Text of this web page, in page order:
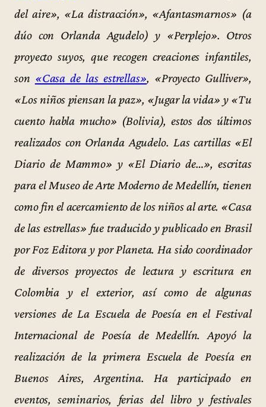
del aire», «La distracción», «Afantasmarnos» (a
dúo con Orlanda Agudelo) y «Perplejo». Otros
proyecto suyos, que recogen creaciones infantiles,
son «Casa de las estrellas», «Proyecto Gulliver»,
«Los niños piensan la paz», «Jugar la vida» y «Tu
cuento habla mucho» (Bolivia), estos dos últimos
realizados con Orlanda Agudelo. Las cartillas «El
Diario de Mammo» y «El Diario de…», escritas
para el Museo de Arte Moderno de Medellín, tienen
como fin el acercamiento de los niños al arte. «Casa
de las estrellas» fue traducido y publicado en Brasil
por Foz Editora y por Planeta. Ha sido coordinador
de diversos proyectos de lectura y escritura en
Colombia y el exterior, así como de algunas
versiones de La Escuela de Poesía en el Festival
Internacional de Poesía de Medellín. Apoyó la
realización de la primera Escuela de Poesía en
Buenos Aires, Argentina. Ha participado en
eventos, seminarios, ferias del libro y festivales